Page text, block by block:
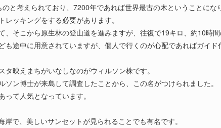
と考えられており、7200年であれば世界最古の木ということにな
ッキングをする必要があります。
そこから原生林の登山道を進みますが、往復で19キロ、約10時間
途中に用意されていますが、個人で行くのが心配であればガイド
映えまちがいなしなのがウィルソン株です。
ン博士が来島して調査したことから、この名がつけられました。
て人気となっています。
で、美しいサンセットが見られることでも有名です。